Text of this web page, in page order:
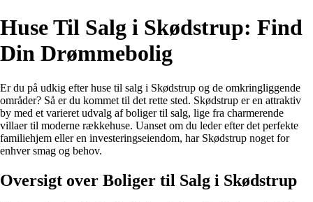
Huse Til Salg i Skødstrup: Find
Din Drømmebolig
Er du på udkig efter huse til salg i Skødstrup og de omkringliggende
områder? Så er du kommet til det rette sted. Skødstrup er en attraktiv
by med et varieret udvalg af boliger til salg, lige fra charmerende
villaer til moderne rækkehuse. Uanset om du leder efter det perfekte
familiehjem eller en investeringseiendom, har Skødstrup noget for
enhver smag og behov.
Oversigt over Boliger til Salg i Skødstrup